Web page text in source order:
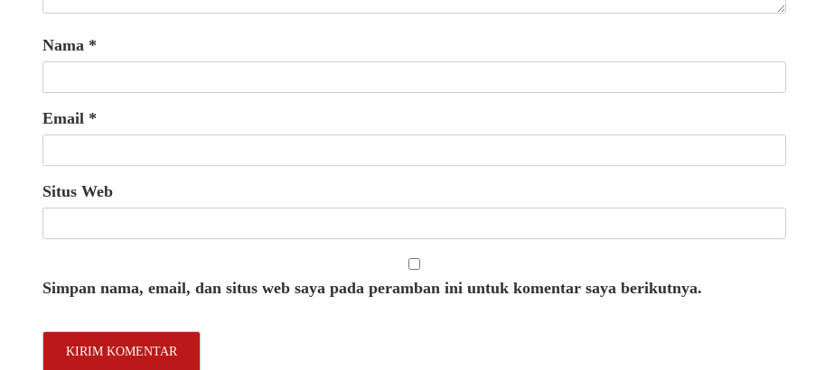
Nama *
Email *
Situs Web
Simpan nama, email, dan situs web saya pada peramban ini untuk komentar saya berikutnya.